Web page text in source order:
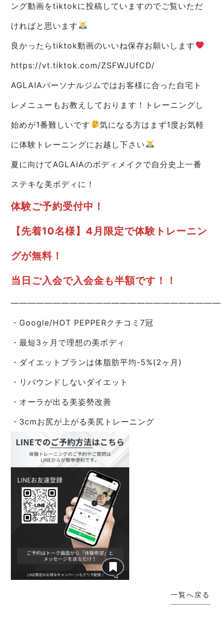
ング動画をtiktokに投稿していますのでご覧いただ
ければと思います
良かったらtiktok動画のいいね保存お願いします
https://vt.tiktok.com/ZSFWJUfCD/
AGLAIAパーソナルジムではお客様に合った自宅ト
レメニューもお教えしております！トレーニングし
始めが1番難しいです
気になる方はまず1度お気軽
に体験トレーニングにお越し下さい
夏に向けてAGLAIAのボディメイクで自分史上一番
ステキな美ボディに！
体験ご予約受付中！
【先着10名様】4月限定で体験トレーニン
グが無料！
当日ご入会で入会金も半額です！！
・Google/HOT PEPPERクチコミ7冠
・最短3ヶ月で理想の美ボディ
・ダイエットプランは体脂肪平均-5%(2ヶ月)
・リバウンドしないダイエット
・オーラが出る美姿勢改善
・3cmお尻が上がる美尻トレーニング
一覧へ戻る